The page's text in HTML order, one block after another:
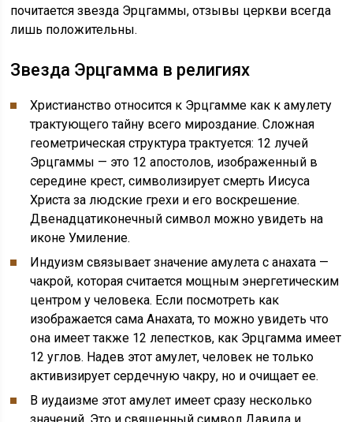
почитается звезда Эрцгаммы, отзывы церкви всегда
лишь положительны.
Звезда Эрцгамма в религиях
Христианство относится к Эрцгамме как к амулету
трактующего тайну всего мироздание. Сложная
геометрическая структура трактуется: 12 лучей
Эрцгаммы — это 12 апостолов, изображенный в
середине крест, символизирует смерть Иисуса
Христа за людские грехи и его воскрешение.
Двенадцатиконечный символ можно увидеть на
иконе Умиление.
Индуизм связывает значение амулета с анахата —
чакрой, которая считается мощным энергетическим
центром у человека. Если посмотреть как
изображается сама Анахата, то можно увидеть что
она имеет также 12 лепестков, как Эрцгамма имеет
12 углов. Надев этот амулет, человек не только
активизирует сердечную чакру, но и очищает ее.
В иудаизме этот амулет имеет сразу несколько